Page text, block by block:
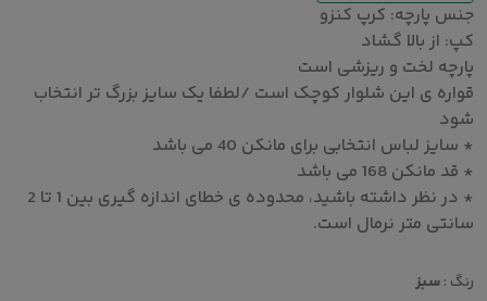
جنس پارچه: کرپ کنزو
کپ: از بالا گشاد
پارچه لخت و ریزشی است
قواره ی این شلوار کوچک است /لطفا یک سایز بزرگ تر انتخاب
شود
* سایز لباس انتخابی برای مانکن 40 می باشد
* قد مانکن 168 می باشد
* در نظر داشته باشید، محدوده ی خطای اندازه گیری بین 1 تا 2
سانتی متر نرمال است.
رنگ :سبز